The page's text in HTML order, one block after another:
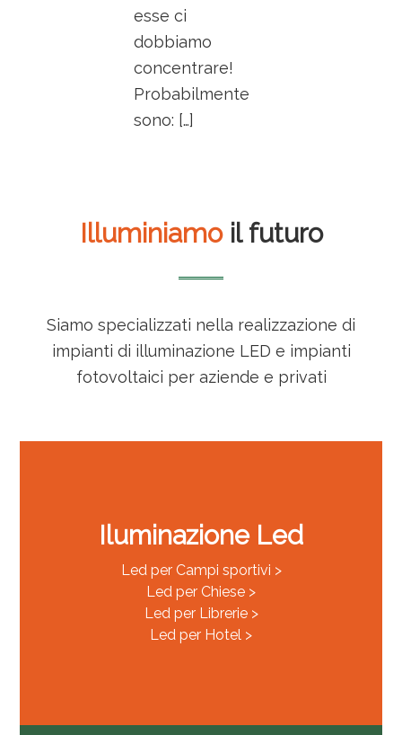
esse ci
dobbiamo
concentrare!
Probabilmente
sono: […]
Illuminiamoil futuro
Siamo specializzati nella realizzazione di
impianti di illuminazione LED e impianti
fotovoltaici per aziende e privati
Iluminazione Led
Led per Campi sportivi >
Led per Chiese >
Led per Librerie >
Led per Hotel >